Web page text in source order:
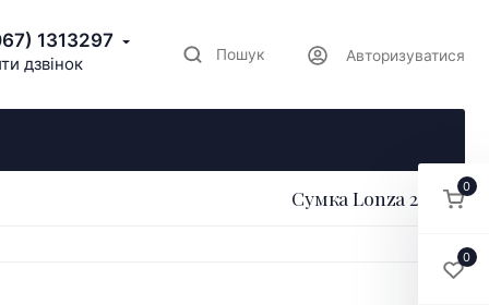
1313297
дзвінок Пошук Авторизуватися
Сумка Lonza 2061850
0